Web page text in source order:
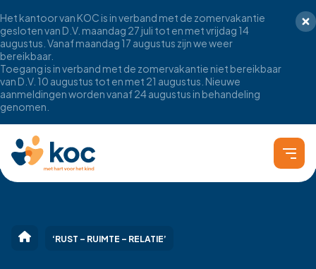
Het kantoor van KOC is in verband met de zomervakantie
gesloten van D.V. maandag 27 juli tot en met vrijdag 14
augustus. Vanaf maandag 17 augustus zijn we weer
bereikbaar.
Toegang is in verband met de zomervakantie niet bereikbaar
van D.V. 10 augustus tot en met 21 augustus. Nieuwe
aanmeldingen worden vanaf 24 augustus in behandeling
genomen.
‘RUST – RUIMTE – RELATIE’